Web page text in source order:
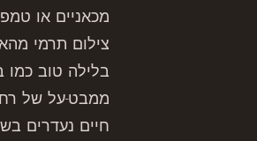
מכאניים או
צילום תרמי
בלילה טוב כמו
ממבט-על של
חיים נעדרים